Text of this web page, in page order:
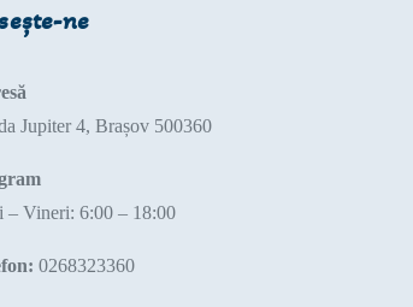
ne
Jupiter 4, Brașov 500360
– Vineri: 6:00 – 18:00
0268323360